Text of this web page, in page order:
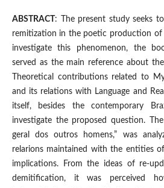
ABSTRACT : The present study seeks
remitization in the poetic production of
investigate this phenomenon, the
served as the main reference about
Theoretical contributions related to
and its relations with Language and
itself, besides the contemporary
investigate the proposed question.
geral dos outros homens,” was
relarions maintained with the entities
implications. From the ideas of re-
demitification, it was perceived